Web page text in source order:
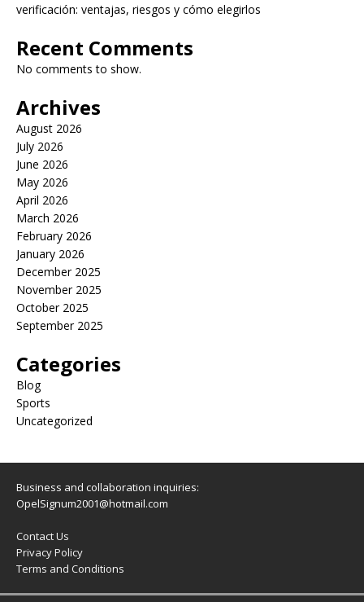
verificación: ventajas, riesgos y cómo elegirlos
Recent Comments
No comments to show.
Archives
August 2026
July 2026
June 2026
May 2026
April 2026
March 2026
February 2026
January 2026
December 2025
November 2025
October 2025
September 2025
Categories
Blog
Sports
Uncategorized
Business and collaboration inquiries:
OpelSignum2001@hotmail.com
Contact Us
Privacy Policy
Terms and Conditions